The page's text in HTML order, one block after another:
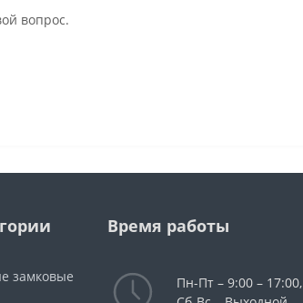
вопрос.
замковые
Время работы
Пн-Пт – 9:00 – 17:00,